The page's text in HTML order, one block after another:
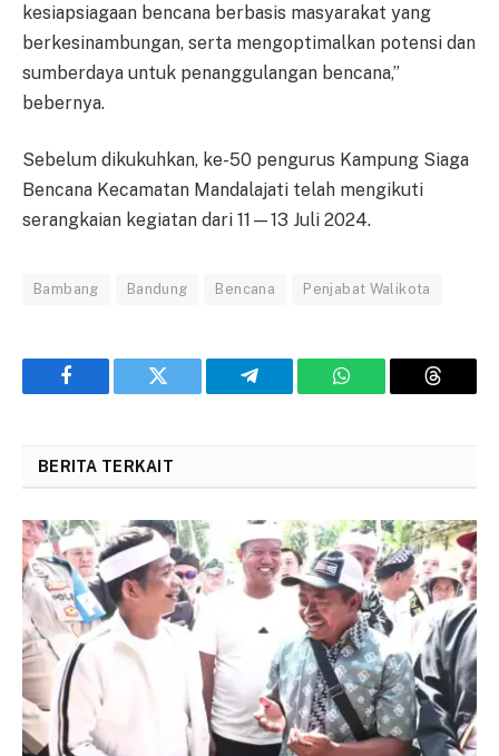
kesiapsiagaan bencana berbasis masyarakat yang
berkesinambungan, serta mengoptimalkan potensi dan
sumberdaya untuk penanggulangan bencana,”
bebernya.
Sebelum dikukuhkan, ke-50 pengurus Kampung Siaga
Bencana Kecamatan Mandalajati telah mengikuti
serangkaian kegiatan dari 11—13 Juli 2024.
Bambang Bandung Bencana Penjabat Walikota
Facebook Twitter Telegram WhatsApp Threads
BERITA TERKAIT